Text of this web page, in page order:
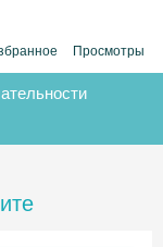
Просмотры